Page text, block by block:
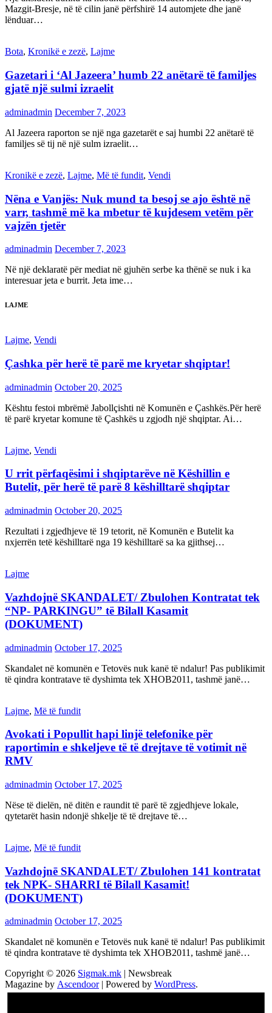
Mazgit-Bresje, në të cilin janë përfshirë 14 automjete dhe janë
lënduar…
Bota, Kronikë e zezë, Lajme
Gazetari i ‘Al Jazeera’ humb 22 anëtarë të familjes
gjatë një sulmi izraelit
adminadmin December 7, 2023
Al Jazeera raporton se një nga gazetarët e saj humbi 22 anëtarë të
familjes së tij në një sulm izraelit…
Kronikë e zezë, Lajme, Më të fundit, Vendi
Nëna e Vanjës: Nuk mund ta besoj se ajo është në
varr, tashmë më ka mbetur të kujdesem vetëm për
vajzën tjetër
adminadmin December 7, 2023
Në një deklaratë për mediat në gjuhën serbe ka thënë se nuk i ka
interesuar jeta e burrit. Jeta ime…
LAJME
Lajme, Vendi
Çashka për herë të parë me kryetar shqiptar!
adminadmin October 20, 2025
Kështu festoi mbrëmë Jabollçishti në Komunën e Çashkës.Për herë
të parë kryetar komune të Çashkës u zgjodh një shqiptar. Ai…
Lajme, Vendi
U rrit përfaqësimi i shqiptarëve në Këshillin e
Butelit, për herë të parë 8 këshilltarë shqiptar
adminadmin October 20, 2025
Rezultati i zgjedhjeve të 19 tetorit, në Komunën e Butelit ka
nxjerrën tetë këshilltarë nga 19 këshilltarë sa ka gjithsej…
Lajme
Vazhdojnë SKANDALET/ Zbulohen Kontratat tek
“NP- PARKINGU” të Bilall Kasamit
(DOKUMENT)
adminadmin October 17, 2025
Skandalet në komunën e Tetovës nuk kanë të ndalur! Pas publikimit
të qindra kontratave të dyshimta tek XHOB2011, tashmë janë…
Lajme, Më të fundit
Avokati i Popullit hapi linjë telefonike për
raportimin e shkeljeve të të drejtave të votimit në
RMV
adminadmin October 17, 2025
Nëse të dielën, në ditën e raundit të parë të zgjedhjeve lokale,
qytetarët hasin ndonjë shkelje të të drejtave të…
Lajme, Më të fundit
Vazhdojnē SKANDALET/ Zbulohen 141 kontratat
tek NPK- SHARRI të Bilall Kasamit!
(DOKUMENT)
adminadmin October 17, 2025
Skandalet në komunën e Tetovës nuk kanë të ndalur! Pas publikimit
të qindra kontratave të dyshimta tek XHOB2011, tashmë janë…
Copyright © 2026 Sigmak.mk | Newsbreak
Magazine by Ascendoor| Powered by WordPress.